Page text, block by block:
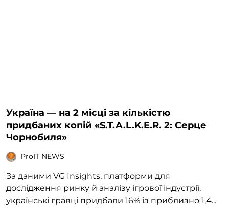
Україна — на 2 місці за кількістю
придбаних копій «S.T.A.L.K.E.R. 2: Серце
Чорнобиля»
ProIT NEWS
За даними VG Insights, платформи для
дослідження ринку й аналізу ігрової індустрії,
українські гравці придбали 16% із приблизно 1,4...